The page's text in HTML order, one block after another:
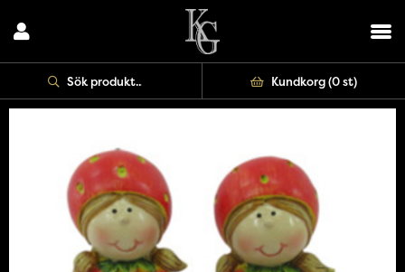
Kundkorg (0 st)